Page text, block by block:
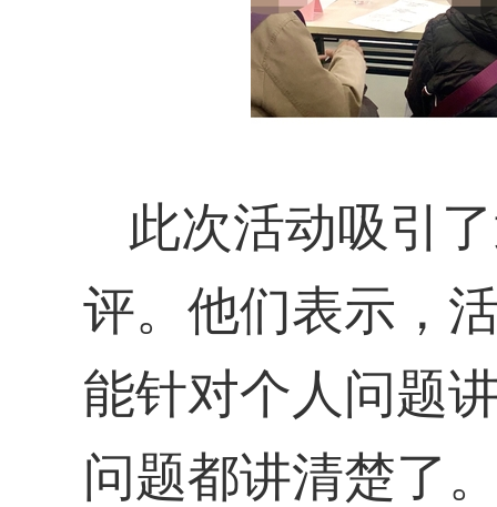
此次活动吸引
评。 他们表示，
能针对个人问题
问题都讲清楚了